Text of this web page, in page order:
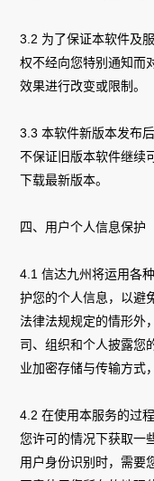
3.2 为了保证本软件及
权不经向您特别通知而
效果进行改变或限制。
3.3 本软件新版本发布
不保证旧版本软件继续
下载最新版本。
四、用户个人信息保护
4.1 信达九州将运用各
护您的个人信息，以避
法律法规规定的情形外
司、组织和个人披露您
业加密存储与传输方式
4.2 在使用本服务的过
您许可的情况下获取一
用户身份识别时，需要